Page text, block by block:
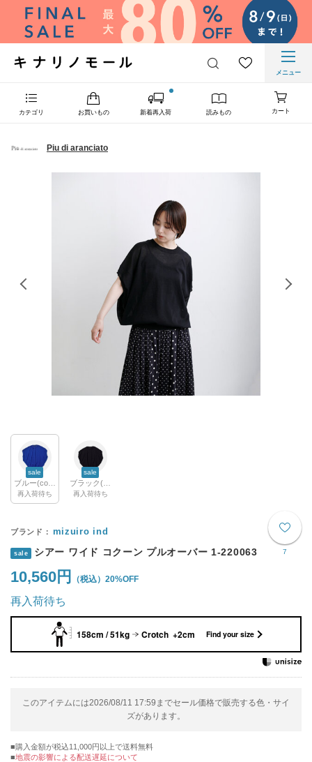
メニュー
カテゴリ お買いもの 新着再入荷 読みもの カート
Piu di aranciato
sale
再入荷待ち
sale
再入荷待ち
7
mizuiro ind
sale シアー ワイド コクーン プルオーバー 1-220063
10,560円 20%OFF
再入荷待ち
158cm / 51kg Crotch +2cm Find your size
このアイテムには2026/08/11 17:59までセール価格で販売する色・サイ
ズがあります。
購入金額が税込11,000円以上で送料無料
地震の影響による配送遅延について